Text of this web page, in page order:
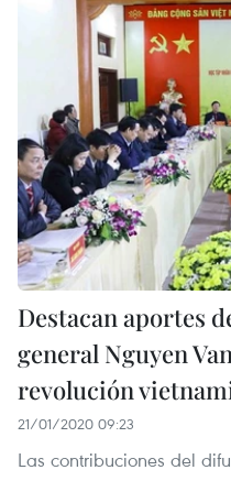
Destacan aportes
general Nguyen
revolución
21/01/2020 09:23
Las contribuciones del